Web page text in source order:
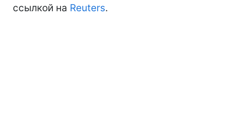
ссылкой на Reuters.